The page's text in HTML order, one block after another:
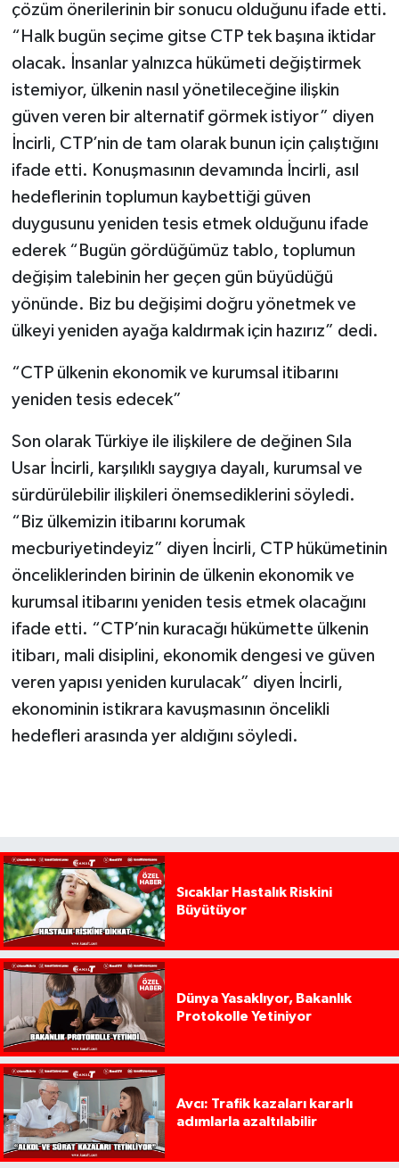
çözüm önerilerinin bir sonucu olduğunu ifade etti.
“Halk bugün seçime gitse CTP tek başına iktidar
olacak. İnsanlar yalnızca hükümeti değiştirmek
istemiyor, ülkenin nasıl yönetileceğine ilişkin
güven veren bir alternatif görmek istiyor” diyen
İncirli, CTP’nin de tam olarak bunun için çalıştığını
ifade etti. Konuşmasının devamında İncirli, asıl
hedeflerinin toplumun kaybettiği güven
duygusunu yeniden tesis etmek olduğunu ifade
ederek “Bugün gördüğümüz tablo, toplumun
değişim talebinin her geçen gün büyüdüğü
yönünde. Biz bu değişimi doğru yönetmek ve
ülkeyi yeniden ayağa kaldırmak için hazırız” dedi.
“CTP ülkenin ekonomik ve kurumsal itibarını
yeniden tesis edecek”
Son olarak Türkiye ile ilişkilere de değinen Sıla
Usar İncirli, karşılıklı saygıya dayalı, kurumsal ve
sürdürülebilir ilişkileri önemsediklerini söyledi.
“Biz ülkemizin itibarını korumak
mecburiyetindeyiz” diyen İncirli, CTP hükümetinin
önceliklerinden birinin de ülkenin ekonomik ve
kurumsal itibarını yeniden tesis etmek olacağını
ifade etti. “CTP’nin kuracağı hükümette ülkenin
itibarı, mali disiplini, ekonomik dengesi ve güven
veren yapısı yeniden kurulacak” diyen İncirli,
ekonominin istikrara kavuşmasının öncelikli
hedefleri arasında yer aldığını söyledi.
Sıcaklar Hastalık Riskini
Büyütüyor
Dünya Yasaklıyor, Bakanlık
Protokolle Yetiniyor
Avcı: Trafik kazaları kararlı
adımlarla azaltılabilir